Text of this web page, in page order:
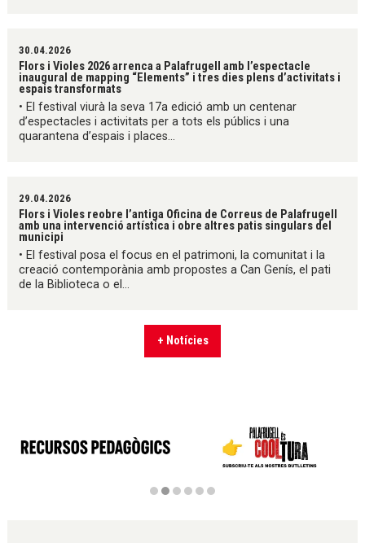
30.04.2026
Flors i Violes 2026 arrenca a Palafrugell amb l’espectacle
inaugural de mapping “Elements” i tres dies plens d’activitats i
espais transformats
• El festival viurà la seva 17a edició amb un centenar
d’espectacles i activitats per a tots els públics i una
quarantena d’espais i places...
29.04.2026
Flors i Violes reobre l’antiga Oficina de Correus de Palafrugell
amb una intervenció artística i obre altres patis singulars del
municipi
• El festival posa el focus en el patrimoni, la comunitat i la
creació contemporània amb propostes a Can Genís, el pati
de la Biblioteca o el...
+ Notícies